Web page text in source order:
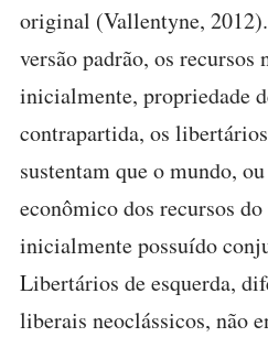
original (Vallentyne,
versão padrão, os recursos
inicialmente, propriedade
contrapartida, os
sustentam que o mundo,
econômico dos recursos
inicialmente possuído
Libertários de esquerda,
liberais neoclássicos, não